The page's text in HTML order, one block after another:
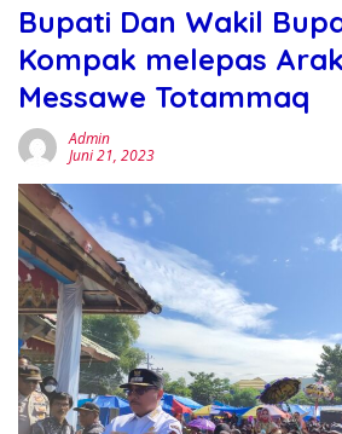
Bupati Dan Wakil
Kompak melepas
Messawe Totammaq
Admin
Juni 21, 2023